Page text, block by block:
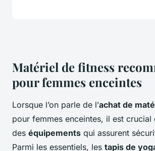
Matériel de fitness
pour femmes enceintes
Lorsque l’on parle de l’achat de
pour femmes enceintes, il est
des équipements qui assurent
Parmi les essentiels, les tapis de